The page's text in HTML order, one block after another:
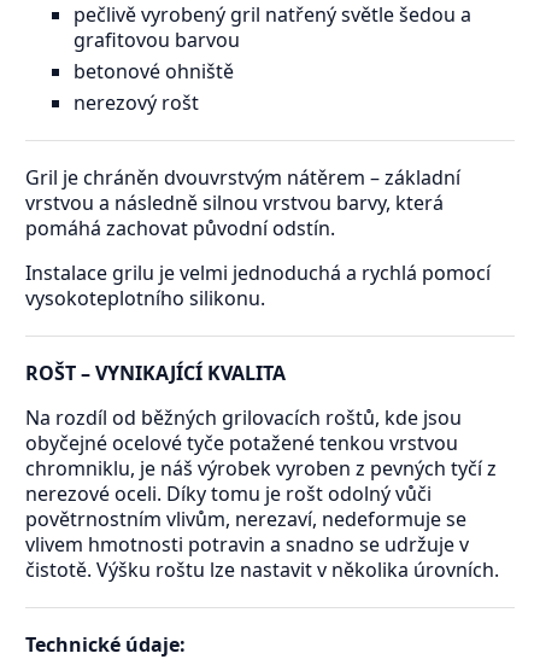
pečlivě vyrobený gril natřený světle šedou a
grafitovou barvou
betonové ohniště
nerezový rošt
Gril je chráněn dvouvrstvým nátěrem – základní
vrstvou a následně silnou vrstvou barvy, která
pomáhá zachovat původní odstín.
Instalace grilu je velmi jednoduchá a rychlá pomocí
vysokoteplotního silikonu.
ROŠT – VYNIKAJÍCÍ KVALITA
Na rozdíl od běžných grilovacích roštů, kde jsou
obyčejné ocelové tyče potažené tenkou vrstvou
chromniklu, je náš výrobek vyroben z pevných tyčí z
nerezové oceli. Díky tomu je rošt odolný vůči
povětrnostním vlivům, nerezaví, nedeformuje se
vlivem hmotnosti potravin a snadno se udržuje v
čistotě. Výšku roštu lze nastavit v několika úrovních.
Technické údaje: